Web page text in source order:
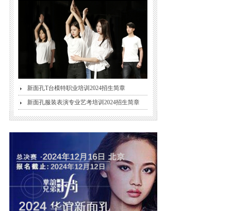
新面孔T台模特职业培训2024招生简章
新面孔服装表演专业艺考培训2024招生简章